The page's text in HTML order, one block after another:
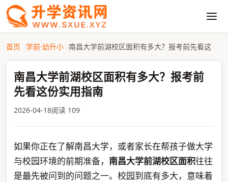
首页 学前·幼升小 南昌大学前湖校区面积有多大？报考前先看这
南昌大学前湖校区面积有多大？报考前
先看这份实用指南
2026-04-18阅读 109
如果你正在了解南昌大学，或者家长在帮孩子做大学
与校园环境的前期准备， 南昌大学前湖校区面积往往
是最先被问到的问题之一。校园到底有多大，意味着